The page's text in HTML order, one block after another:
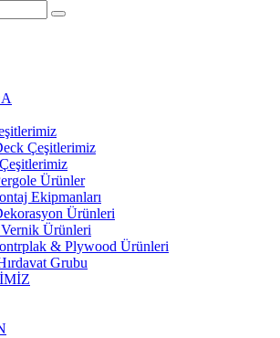
Çeşitlerimiz
Ürünler
Ekipmanları
Ürünleri
Ürünleri
& Plywood Ürünleri
Grubu